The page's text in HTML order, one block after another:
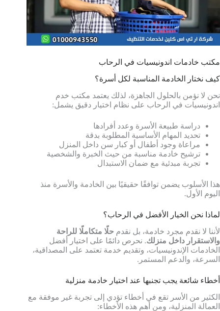
مكتب خادمات اندونيسيات في الرحاب
كيف نختار الخادمة المناسبة لكل أسرة؟
نحن لا نؤمن بالحلول الجاهزة، لذلك يعتمد مكتب خدم
اندونيسيات في الرحاب على نظام اختيار دقيق يشمل:
دراسة طبيعة الأسرة وعدد أفرادها
تحديد المهام الأساسية المطلوبة بدقة
مراعاة وجود أطفال أو كبار سن داخل المنزل
ترشيح خادمة مناسبة من حيث الخبرة والشخصية
تجربة مبدئية مع ضمان الاستبدال
هذا الأسلوب يضمن توافقًا حقيقيًا بين الخادمة والأسرة منذ
اليوم الأول.
لماذا نحن الخيار الأفضل في الرحاب؟
لأننا لا نقدم مجرد خادمة، بل نقدم حلًا متكاملًا للراحة
والاستقرار داخل منزلك. نحرص دائمًا على اختيار أفضل
الخادمات الإندونيسيات، وتقديم خدمة تعتمد على المصداقية،
السرعة، والدعم المستمر.
أخطاء شائعة يجب تجنبها عند اختيار خادمة منزلية
الكثير من الأسر تقع في أخطاء تؤدي إلى تجربة غير موفقة مع
العمالة المنزلية، ومن أهم هذه الأخطاء: